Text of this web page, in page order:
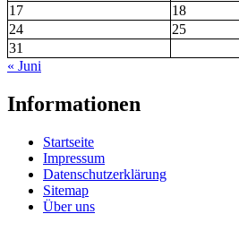
17
18
24
25
31
« Juni
Informationen
Startseite
Impressum
Datenschutzerklärung
Sitemap
Über uns